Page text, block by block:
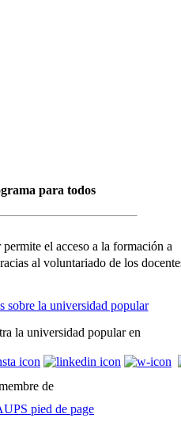
para todos
el acceso a la formación a
al voluntariado de los
sobre la universidad popular
la universidad popular en
de